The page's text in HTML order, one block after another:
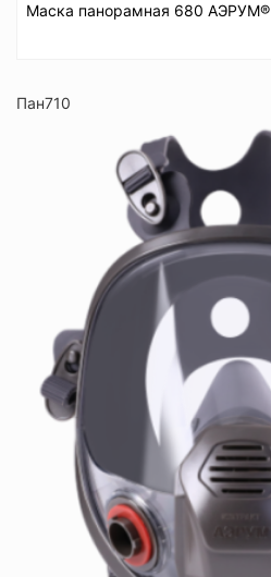
Маска панорамная 680 АЭРУМ®
Пан710